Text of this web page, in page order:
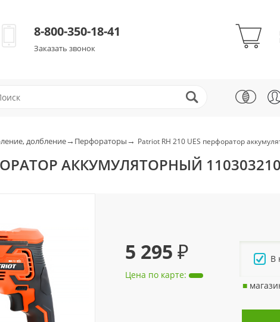
8-800-350-18-41
Заказать звонок
долбление→ Перфораторы→ Patriot RH 210 UES перфоратор
АККУМУЛЯТОРНЫЙ 110303210
5 295 ₽
Цена по карте:
В
■